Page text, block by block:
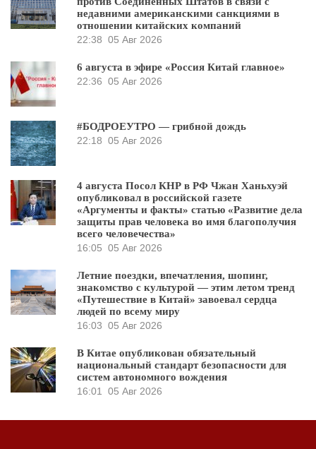
недавними американскими санкциями в
отношении китайских компаний
22:38 05 Авг 2026
6 августа в эфире «Россия Китай главное»
22:36 05 Авг 2026
#БОДРОЕУТРО — грибной дождь
22:18 05 Авг 2026
4 августа Посол КНР в РФ Чжан Ханьхуэй
опубликовал в российской газете
«Аргументы и факты» статью «Развитие дела
защиты прав человека во имя благополучия
всего человечества»
16:05 05 Авг 2026
Летние поездки, впечатления, шопинг,
знакомство с культурой — этим летом тренд
«Путешествие в Китай» завоевал сердца
людей по всему миру
16:03 05 Авг 2026
В Китае опубликован обязательный
национальный стандарт безопасности для
систем автономного вождения
16:01
05 Авг 2026